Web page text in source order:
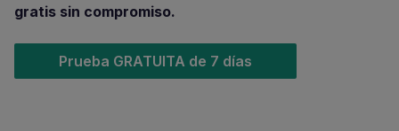
gratis sin compromiso.
Prueba GRATUITA de 7 días